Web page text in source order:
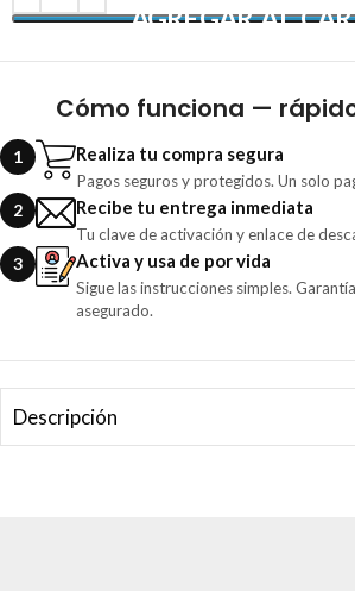
AGREGAR AL
Cómo funciona —
1 Realiza tu compra segura
Pagos seguros y protegidos. Un solo
2 Recibe tu entrega inmediata
Tu clave de activación y enlace de
3 Activa y usa de por vida
Sigue las instrucciones simples.
asegurado.
Descripción